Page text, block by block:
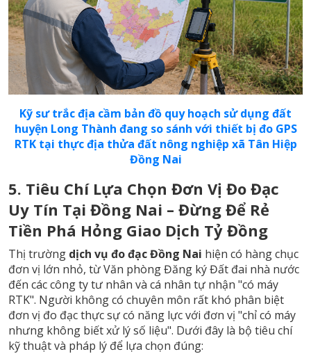
Kỹ sư trắc địa cầm bản đồ quy hoạch sử dụng đất
huyện Long Thành đang so sánh với thiết bị đo GPS
RTK tại thực địa thửa đất nông nghiệp xã Tân Hiệp
Đồng Nai
5. Tiêu Chí Lựa Chọn Đơn Vị Đo Đạc
Uy Tín Tại Đồng Nai – Đừng Để Rẻ
Tiền Phá Hỏng Giao Dịch Tỷ Đồng
Thị trường dịch vụ đo đạc Đồng Nai hiện có hàng chục
đơn vị lớn nhỏ, từ Văn phòng Đăng ký Đất đai nhà nước
đến các công ty tư nhân và cá nhân tự nhận "có máy
RTK". Người không có chuyên môn rất khó phân biệt
đơn vị đo đạc thực sự có năng lực với đơn vị "chỉ có máy
nhưng không biết xử lý số liệu". Dưới đây là bộ tiêu chí
kỹ thuật và pháp lý để lựa chọn đúng: